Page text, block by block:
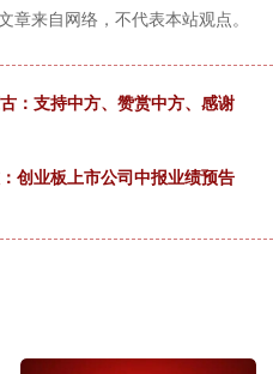
章来自网络，不代表本站观点。
：支持中方、赞赏中方、感谢
创业板上市公司中报业绩预告